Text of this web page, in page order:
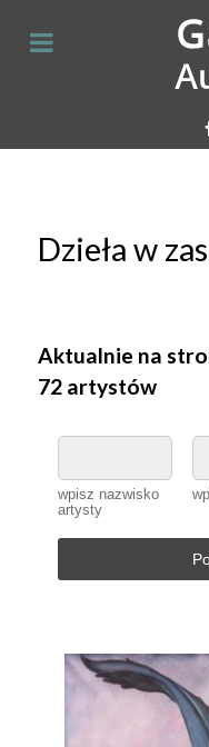
Dzieła w
Aktualnie na
72 artystów
wpisz nazwisko
artysty